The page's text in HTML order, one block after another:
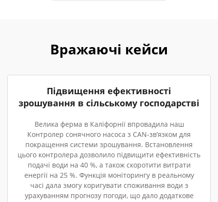
Вражаючі кейси
Підвищення ефективності
зрошування в сільському господарстві
Велика ферма в Каліфорнії впровадила наш
Контролер сонячного насоса з CAN-зв’язком для
покращення системи зрошування. Встановлення
цього контролера дозволило підвищити ефективність
подачі води на 40 %, а також скоротити витрати
енергії на 25 %. Функція моніторингу в реальному
часі дала змогу коригувати споживання води з
урахуванням прогнозу погоди, що дало додаткове